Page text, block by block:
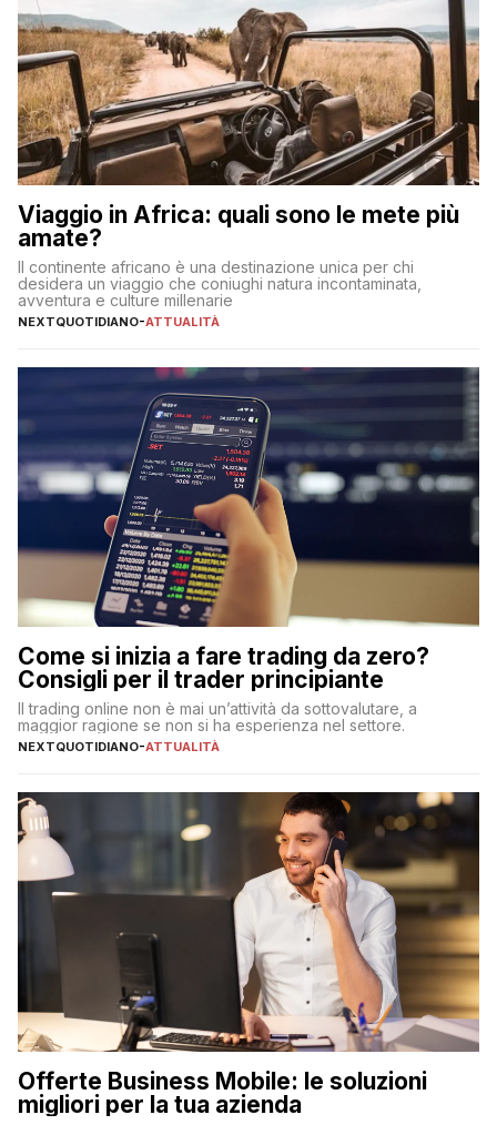
Viaggio in Africa: quali sono le mete più
amate?
Il continente africano è una destinazione unica per chi
desidera un viaggio che coniughi natura incontaminata,
avventura e culture millenarie
NEXTQUOTIDIANO-ATTUALITÀ
Come si inizia a fare trading da zero?
Consigli per il trader principiante
Il trading online non è mai un’attività da sottovalutare, a
maggior ragione se non si ha esperienza nel settore.
NEXTQUOTIDIANO-ATTUALITÀ
Offerte Business Mobile: le soluzioni
migliori per la tua azienda